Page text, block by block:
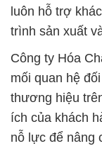
luôn hỗ trợ
trình sản xuất
Công ty Hóa
mối quan hệ
thương hiệu
ích của khách
nỗ lực để nâng